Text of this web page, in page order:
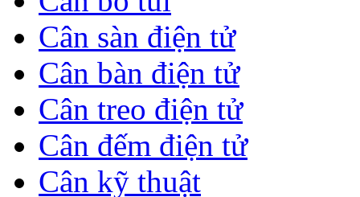
Cân sàn điện tử
Cân bàn điện tử
Cân treo điện tử
Cân đếm điện tử
Cân kỹ thuật